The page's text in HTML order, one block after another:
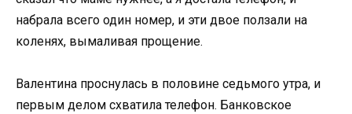
набрала всего один номер, и эти двое ползали на
коленях, вымаливая прощение.
Валентина проснулась в половине седьмого утра, и
первым делом схватила телефон. Банковское